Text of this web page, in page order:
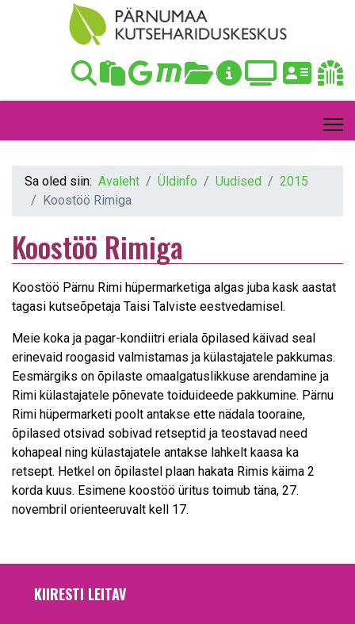
Sa oled siin: Avaleht Üldinfo Uudised
2015
Koostöö Rimiga
Koostöö Rimiga
Koostöö Pärnu Rimi hüpermarketiga algas juba kask aastat
tagasi kutseõpetaja Taisi Talviste eestvedamisel.
Meie koka ja pagar-kondiitri eriala õpilased käivad seal
erinevaid roogasid valmistamas ja külastajatele pakkumas.
Eesmärgiks on õpilaste omaalgatuslikkuse arendamine ja
Rimi külastajatele põnevate toiduideede pakkumine. Pärnu
Rimi hüpermarketi poolt antakse ette nädala tooraine,
õpilased otsivad sobivad retseptid ja teostavad need
kohapeal ning külastajatele antakse lahkelt kaasa ka
retsept. Hetkel on õpilastel plaan hakata Rimis käima 2
korda kuus. Esimene koostöö üritus toimub täna, 27.
novembril orienteeruvalt kell 17.
KIIRESTI LEITAV